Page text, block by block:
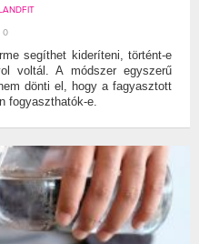
0
segíthet kideríteni, történt-e
voltál. A módszer egyszerű
dönti el, hogy a fagyasztott
fogyaszthatók-e.